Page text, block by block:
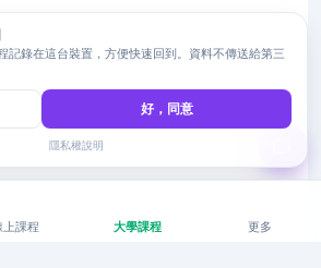
上課程 大學課程 更多
記錄在這台裝置，方便快速回到。資料不傳送給第三
好，同意
隱私權說明